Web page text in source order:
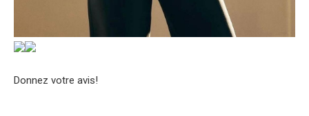
Donnez votre avis!